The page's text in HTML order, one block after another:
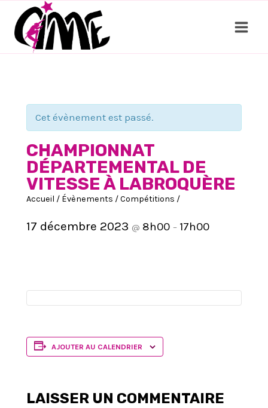
contenu
Cet évènement est passé.
CHAMPIONNAT
DÉPARTEMENTAL DE
VITESSE À LABROQUÈRE
Accueil / Évènements /Compétitions /
17 décembre 2023 @ 8h00 – 17h00
AJOUTER AU CALENDRIER
LAISSER UN COMMENTAIRE